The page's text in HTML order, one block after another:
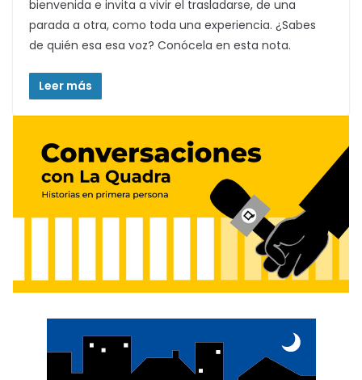
bienvenida e invita a vivir el trasladarse, de una
parada a otra, como toda una experiencia. ¿Sabes
de quién esa esa voz? Conócela en esta nota.
Leer más